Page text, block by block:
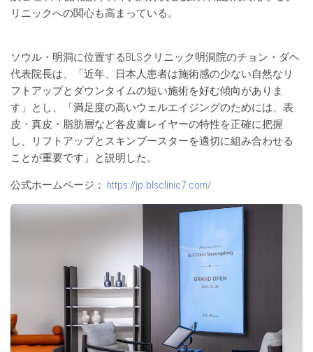
リニックへの関心も高まっている。
ソウル・明洞に位置するBLSクリニック明洞院のチョン・ダヘ
代表院長は、「近年、日本人患者は施術感の少ない自然なリ
フトアップとダウンタイムの短い施術を好む傾向がありま
す」とし、「満足度の高いウェルエイジングのためには、表
皮・真皮・脂肪層など各皮膚レイヤーの特性を正確に把握
し、リフトアップとスキンブースターを適切に組み合わせる
ことが重要です」と説明した。
公式ホームページ： https://jp.blsclinic7.com/